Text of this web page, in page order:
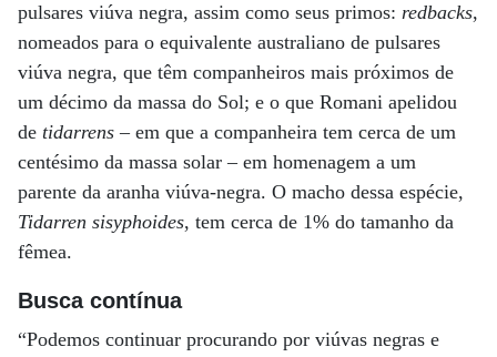
pulsares viúva negra, assim como seus primos: redbacks,
nomeados para o equivalente australiano de pulsares
viúva negra, que têm companheiros mais próximos de
um décimo da massa do Sol; e o que Romani apelidou
de tidarrens – em que a companheira tem cerca de um
centésimo da massa solar – em homenagem a um
parente da aranha viúva-negra. O macho dessa espécie,
Tidarren sisyphoides, tem cerca de 1% do tamanho da
fêmea.
Busca contínua
“Podemos continuar procurando por viúvas negras e